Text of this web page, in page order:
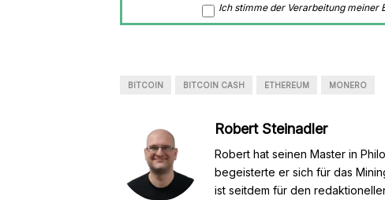
Ich stimme der Verarbeitung meiner
BITCOIN BITCOIN CASH ETHEREUM MONERO
Robert Steinadler
Robert hat seinen Master in
begeisterte er sich für das
ist seitdem für den